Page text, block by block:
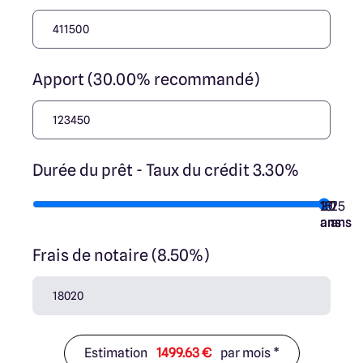
Apport (30.00% recommandé)
Durée du prêt - Taux du crédit 3.30%
7
ans
10
ans
15
ans
20
ans
25
ans
Frais de notaire (8.50%)
Estimation 1499.63 € par mois *